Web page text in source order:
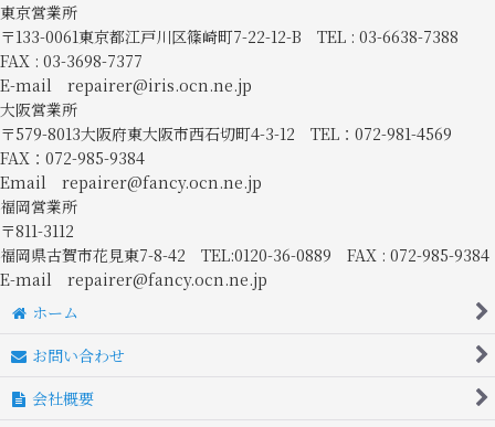
東京営業所
〒133-0061東京都江戸川区篠崎町7-22-12-B TEL : 03-6638-7388
FAX : 03-3698-7377
E-mail repairer@iris.ocn.ne.jp
大阪営業所
〒579-8013大阪府東大阪市西石切町4-3-12 TEL：072-981-4569
FAX：072-985-9384
Email repairer@fancy.ocn.ne.jp
福岡営業所
〒811-3112
福岡県古賀市花見東7-8-42 TEL:0120-36-0889 FAX : 072-985-9384
E-mail repairer@fancy.ocn.ne.jp
ホーム
お問い合わせ
会社概要